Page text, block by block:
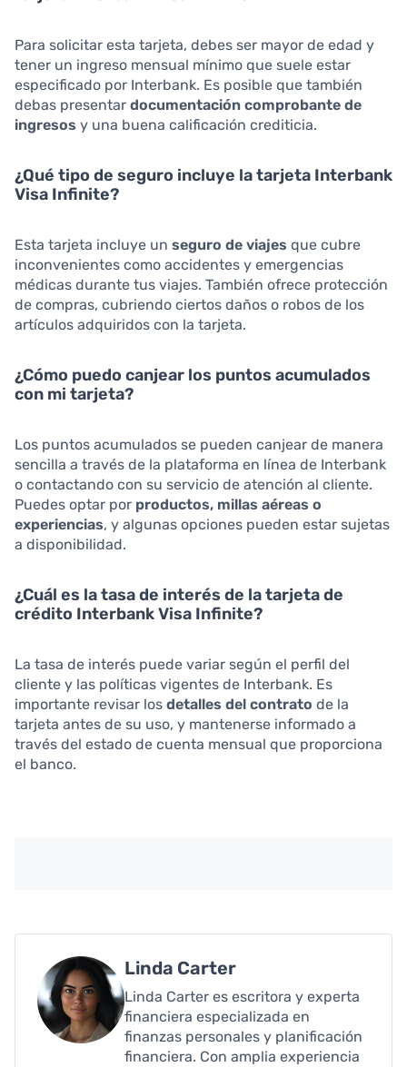
Para solicitar esta tarjeta, debes ser mayor de edad y
tener un ingreso mensual mínimo que suele estar
especificado por Interbank. Es posible que también
debas presentar documentación comprobante de
ingresos y una buena calificación crediticia.
¿Qué tipo de seguro incluye la tarjeta Interbank
Visa Infinite?
Esta tarjeta incluye un seguro de viajes que cubre
inconvenientes como accidentes y emergencias
médicas durante tus viajes. También ofrece protección
de compras, cubriendo ciertos daños o robos de los
artículos adquiridos con la tarjeta.
¿Cómo puedo canjear los puntos acumulados
con mi tarjeta?
Los puntos acumulados se pueden canjear de manera
sencilla a través de la plataforma en línea de Interbank
o contactando con su servicio de atención al cliente.
Puedes optar por productos, millas aéreas o
experiencias, y algunas opciones pueden estar sujetas
a disponibilidad.
¿Cuál es la tasa de interés de la tarjeta de
crédito Interbank Visa Infinite?
La tasa de interés puede variar según el perfil del
cliente y las políticas vigentes de Interbank. Es
importante revisar los detalles del contrato de la
tarjeta antes de su uso, y mantenerse informado a
través del estado de cuenta mensual que proporciona
el banco.
Linda Carter
Linda Carter es escritora y experta
financiera especializada en
finanzas personales y planificación
financiera. Con amplia experiencia